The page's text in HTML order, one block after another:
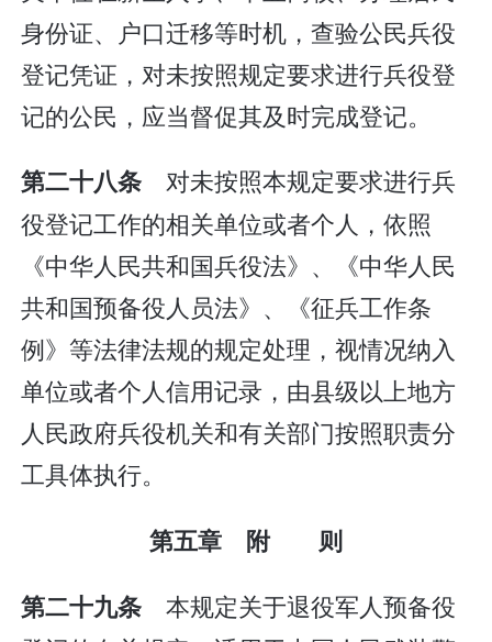
身份证、户口迁移等时机，查验公民兵役
登记凭证，对未按照规定要求进行兵役登
记的公民，应当督促其及时完成登记。
第二十八条对未按照本规定要求进行兵
役登记工作的相关单位或者个人，依照
《中华人民共和国兵役法》、《中华人民
共和国预备役人员法》、《征兵工作条
例》等法律法规的规定处理，视情况纳入
单位或者个人信用记录，由县级以上地方
人民政府兵役机关和有关部门按照职责分
工具体执行。
第五章 附 则
第二十九条 本规定关于退役军人预备役